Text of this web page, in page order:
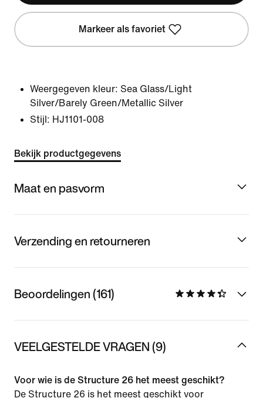
Markeer als favoriet
Weergegeven kleur: Sea Glass/Light
Silver/Barely Green/Metallic Silver
Stijl: HJ1101-008
Bekijk productgegevens
Maat en pasvorm
Verzending en retourneren
Beoordelingen (161)
VEELGESTELDE VRAGEN (9)
Voor wie is de Structure 26 het meest geschikt?
De Structure 26 is het meest geschikt voor